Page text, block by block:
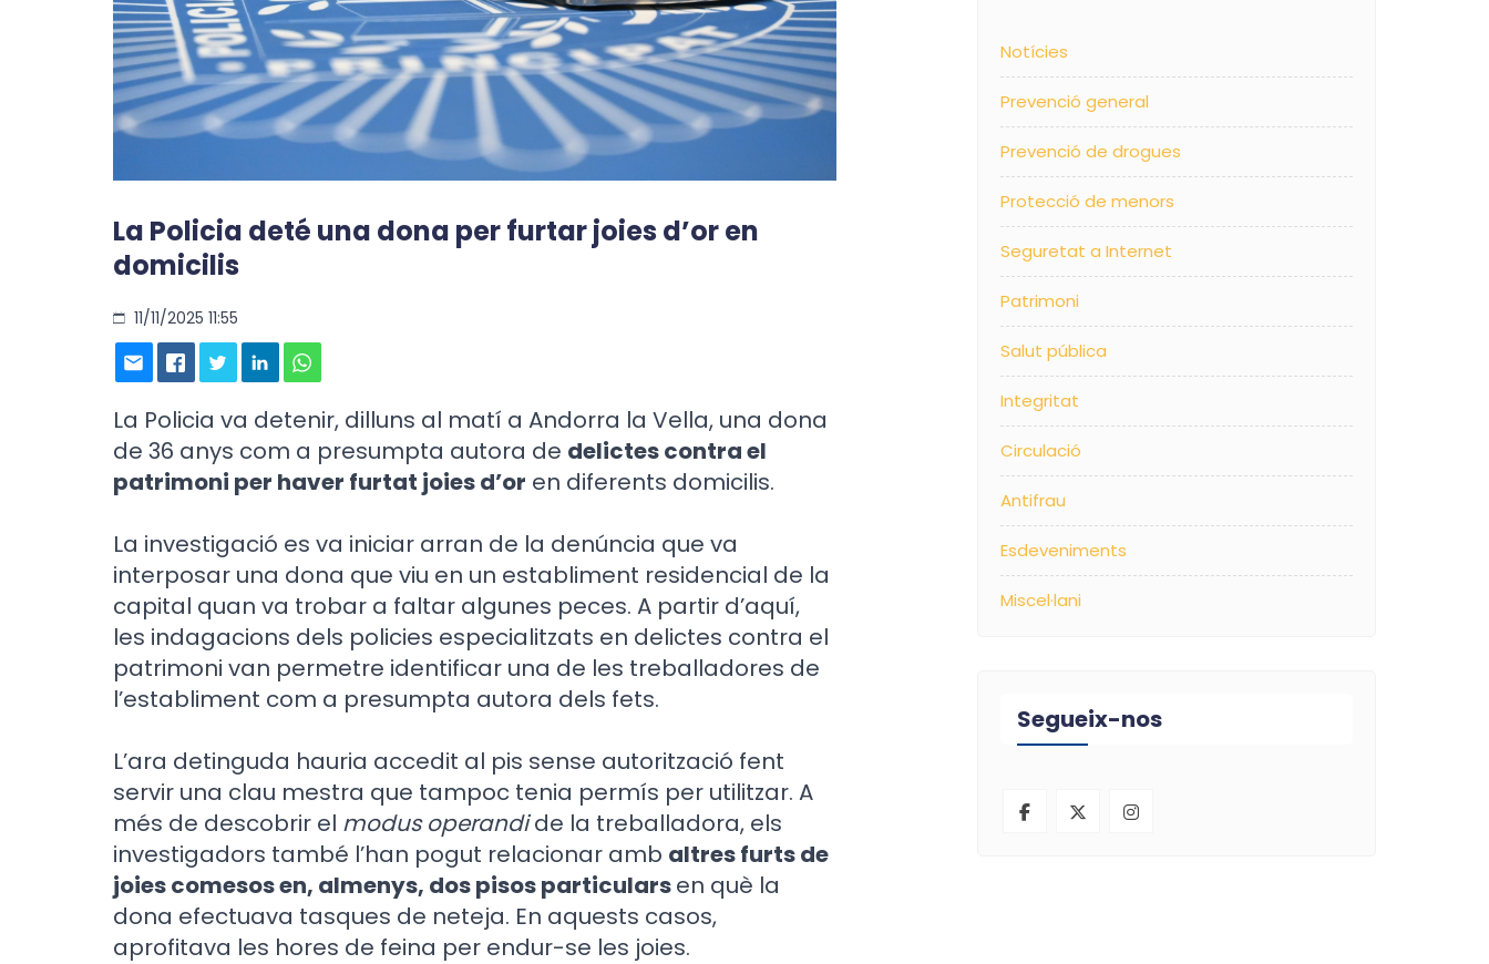
La Policia deté una dona per furtar joies d’or en
domicilis
11/11/2025 11:55
La Policia va detenir, dilluns al matí a Andorra la Vella, una dona
de 36 anys com a presumpta autora de delictes contra el
patrimoni per haver furtat joies d’or en diferents domicilis.
La investigació es va iniciar arran de la denúncia que va
interposar una dona que viu en un establiment residencial de la
capital quan va trobar a faltar algunes peces. A partir d’aquí,
les indagacions dels policies especialitzats en delictes contra el
patrimoni van permetre identificar una de les treballadores de
l’establiment com a presumpta autora dels fets.
L’ara detinguda hauria accedit al pis sense autorització fent
servir una clau mestra que tampoc tenia permís per utilitzar. A
més de descobrir el modus operandide la treballadora, els
investigadors també l’han pogut relacionar amb altres furts de
joies comesos en, almenys, dos pisos particularsen què la
dona efectuava tasques de neteja. En aquests casos,
aprofitava les hores de feina per endur-se les joies.
Notícies
Prevenció general
Prevenció de drogues
Protecció de menors
Seguretat a Internet
Patrimoni
Salut pública
Integritat
Circulació
Antifrau
Esdeveniments
Miscel·lani
Segueix-nos